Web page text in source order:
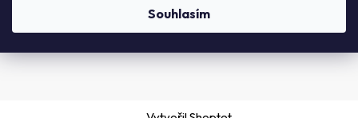
Souhlasím